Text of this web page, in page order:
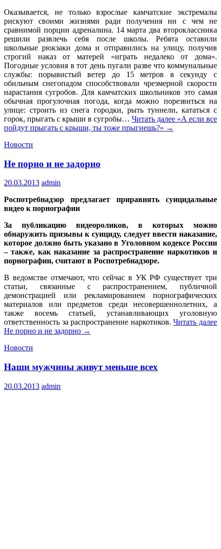
Оказывается, не только взрослые камчатские экстремалы
рискуют своими жизнями ради получения ни с чем не
сравнимой порции адреналина. 14 марта два второклассника
решили развлечь себя после школы. Ребята оставили
школьные рюкзаки дома и отправились на улицу, получив
строгий наказ от матерей «играть недалеко от дома».
Погодные условия в тот день пугали разве что коммунальные
службы: порывистый ветер до 15 метров в секунду с
обильным снегопадом способствовали чрезмерной скорости
нарастания сугробов. Для камчатских школьников это самая
обычная прогулочная погода, когда можно порезвиться на
улице: строить из снега городки, рыть туннели, кататься с
горок, прыгать с крыши в сугробы… Читать далее «А если все
пойдут прыгать с крыши, ты тоже прыгнешь?» →
Новости
Не порно и не задорно
20.03.2013 admin
Роспотребнадзор предлагает приравнять суицидальные
видео к порнографии
За публикацию видеороликов, в которых можно
обнаружить призывы к суициду, следует ввести наказание,
которое должно быть указано в Уголовном кодексе России
– также, как наказание за распространение наркотиков и
порнографии, считают в Роспотребнадзоре.
В ведомстве отмечают, что сейчас в УК РФ существует три
статьи, связанные с распространением, публичной
демонстрацией или рекламированием порнографических
материалов или предметов среди несовершеннолетних, а
также восемь статьей, устанавливающих уголовную
ответственность за распространение наркотиков.Читать далее
Не порно и не задорно →
Новости
Наши мужчины живут меньше всех
20.03.2013 admin